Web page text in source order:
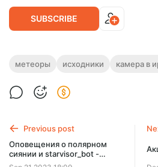
SUBSCRIBE
Суперболид над
Исходники в разрешении 1080p
метеоры исходники камера в
Previous post
Оповещения о полярном
сиянии и starvisor_bot -
инструкция